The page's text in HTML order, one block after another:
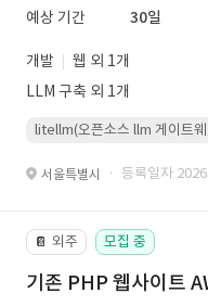
예상 기간
30일
개발
웹 외 1개
LLM 구축 외 1개
litellm(오픈소스 llm 게이트
서울특별시 · 등록일자
📔 외주 모집 중
기존 PHP 웹사이트